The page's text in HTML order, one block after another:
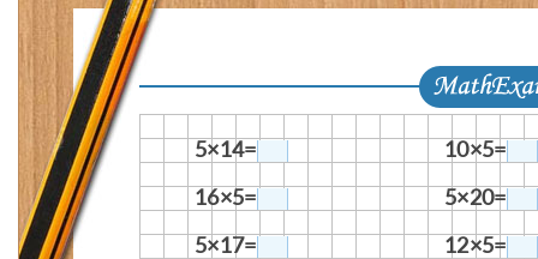
5×14=
10×5=
16×5=
5×20=
5×17=
12×5=